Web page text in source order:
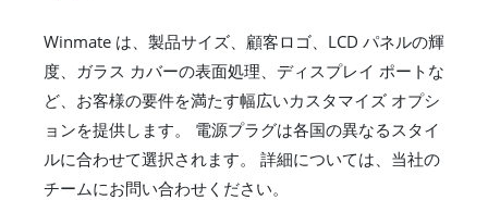
Winmate は、製品サイズ、顧客ロゴ、LCD パネルの輝
度、ガラス カバーの表面処理、ディスプレイ ポートな
ど、お客様の要件を満たす幅広いカスタマイズ オプシ
ョンを提供します。 電源プラグは各国の異なるスタイ
ルに合わせて選択されます。 詳細については、当社の
チームにお問い合わせください。